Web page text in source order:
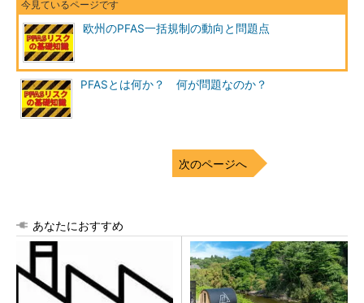
欧州のPFAS一括規制の動向と問題点
PFASとは何か？ 何が問題なのか？
次のページへ
あなたにおすすめ